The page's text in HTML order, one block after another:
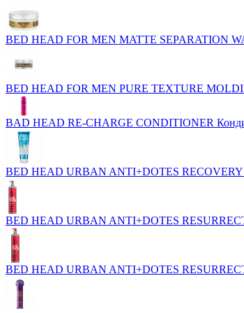
BED HEAD FOR MEN MATTE SEPARATION
BED HEAD FOR MEN PURE TEXTURE
BAD HEAD RE-CHARGE CONDITIONER
BED HEAD URBAN ANTI+DOTES
BED HEAD URBAN ANTI+DOTES
BED HEAD URBAN ANTI+DOTES